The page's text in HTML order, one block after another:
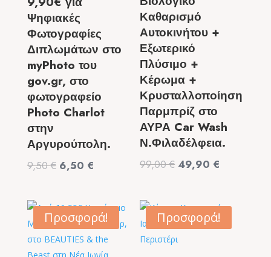
Ψηφιακές
Φωτογραφίες
Διπλωμάτων στο
myPhoto του
gov.gr, στο
φωτογραφείο
Photo Charlot
στην
Αργυρούπολη.
9,50€ Original
9,50 €.
6,50 €
είναι:
6,50 €.
Καθαρισμό
Αυτοκινήτου +
Εξωτερικό
Πλύσιμο +
Κέρωμα +
Κρυσταλλοποίηση
Παρμπρίζ στο
ΑΥΡΑ Car Wash
Ν.Φιλαδέλφεια.
99,00€ Original
99,00 €.
49,90 €
49,90 €.
Προσφορά! Προσφορά!